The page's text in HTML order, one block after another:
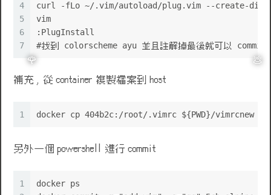
4
5
6
7
curl -fLo ~/.vim/autoload/plug.vim --create-dirs
vim
:PlugInstall
#找到 colorscheme ayu 並且註解掉最後就可以 commit
補充 , 從 container 複製檔案到 host
1 docker cp 404b2c:/root/.vimrc ${PWD}/vimrcnew
另外一個 powershell 進行 commit
1
docker ps